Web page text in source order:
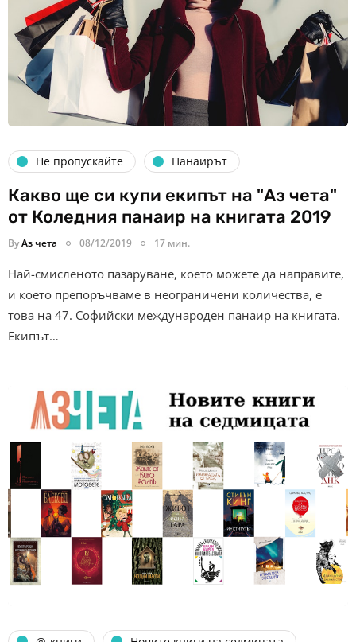
Не пропускайте Панаирът
Какво ще си купи екипът на "Аз чета"
от Коледния панаир на книгата 2019
ByАз чета 08/12/2019 17 мин.
Най-смисленото пазаруване, което можете да направите,
и което препоръчваме в неограничени количества, е
това на 47. Софийски международен панаир на книгата.
Екипът…